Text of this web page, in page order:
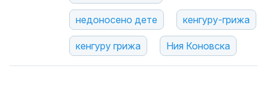
недоносено дете кенгуру-грижа
кенгуру грижа Ния Коновска